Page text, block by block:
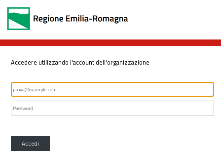
Accedere utilizzando l'account dell'organizzazione
Accedi